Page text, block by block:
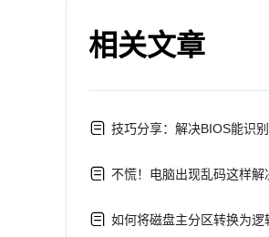
相关文章
技巧分享：解决BIOS能识
不慌！电脑出现乱码这样解
如何将磁盘主分区转换为逻